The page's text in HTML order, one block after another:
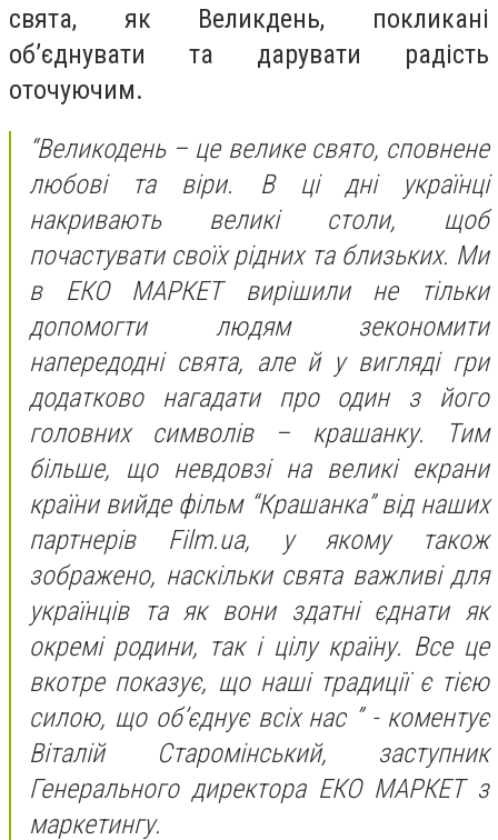
свята, як Великдень, покликані
об’єднувати та дарувати радість
оточуючим.
“Великодень – це велике свято, сповнене
любові та віри. В ці дні українці
накривають великі столи, щоб
почастувати своїх рідних та близьких. Ми
в ЕКО МАРКЕТ вирішили не тільки
допомогти людям зекономити
напередодні свята, але й у вигляді гри
додатково нагадати про один з його
головних символів – крашанку. Тим
більше, що невдовзі на великі екрани
країни вийде фільм “Крашанка” від наших
партнерів Film.ua, у якому також
зображено, наскільки свята важливі для
українців та як вони здатні єднати як
окремі родини, так і цілу країну. Все це
вкотре показує, що наші традиції є тією
силою, що об’єднує всіх нас ” - коментує
Віталій Старомінський, заступник
Генерального директора ЕКО МАРКЕТ з
маркетингу.